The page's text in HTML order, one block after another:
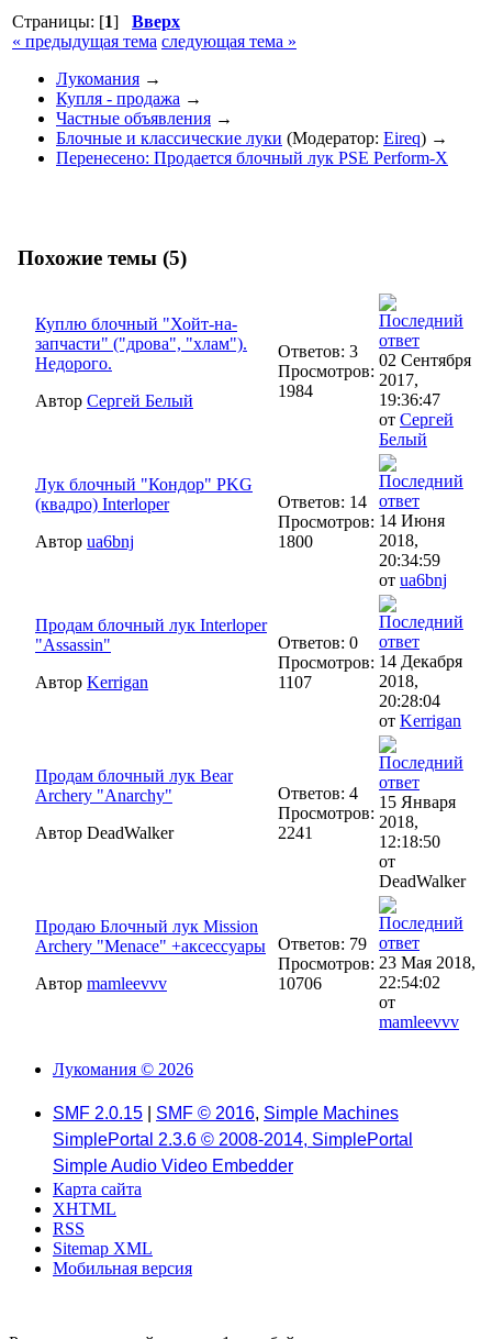
Страницы: [1] Вверх
« предыдущая тема следующая тема »
Лукомания →
Купля - продажа →
Частные объявления →
Блочные и классические луки (Модератор: Eireq) →
Перенесено: Продается блочный лук PSE Perform-X
Похожие темы (5)
Куплю блочный "Хойт-на-
запчасти" ("дрова", "хлам").
Недорого.
Автор Сергей Белый
Ответов: 3
Просмотров:
1984
02 Сентября
2017,
19:36:47
от Сергей
Белый
Лук блочный "Кондор" PKG
(квадро) Interloper
Автор ua6bnj
Ответов: 14
Просмотров:
1800
14 Июня
2018,
20:34:59
от ua6bnj
Продам блочный лук Interloper
"Assassin"
Автор Kerrigan
Ответов: 0
Просмотров:
1107
14 Декабря
2018,
20:28:04
от Kerrigan
Продам блочный лук Bear
Archery "Anarchy"
Автор DeadWalker
Ответов: 4
Просмотров:
2241
15 Января
2018,
12:18:50
от
DeadWalker
Продаю Блочный лук Mission
Archery "Menace" +аксессуары
Автор mamleevvv
Ответов: 79
Просмотров:
10706
23 Мая 2018,
22:54:02
от
mamleevvv
Лукомания © 2026
SMF 2.0.15 SMF © 2016, Simple Machines
SimplePortal 2.3.6 © 2008-2014, SimplePortal
Simple Audio Video Embedder
Карта сайта
XHTML
RSS
Sitemap XML
Мобильная версия